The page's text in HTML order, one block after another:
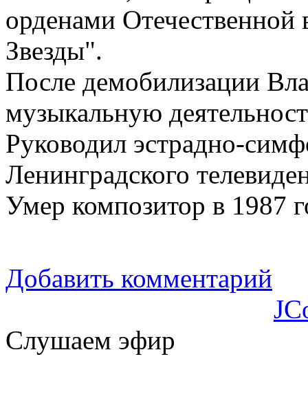
орденами
Звезды".
После демобилизации
музыкальную
Руководил эстрадно-
Ленинградского
Умер композитор в 1987
Добавить комментарий
Слушаем эфир